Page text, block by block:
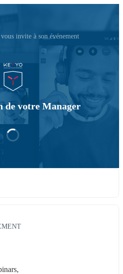
invite à son événement
de votre Manager